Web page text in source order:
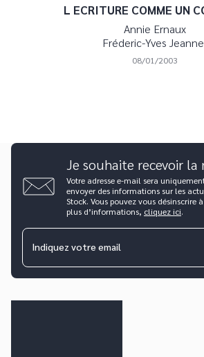
L ECRITURE COMME UN
Annie Ernaux
Fréderic-Yves
08/01/2003
Je souhaite recevoir la
Votre adresse e-mail sera
envoyer des informations sur les
Stock. Vous pouvez vous désinscrire
plus d’informations, cliquez ici.
Indiquez votre email